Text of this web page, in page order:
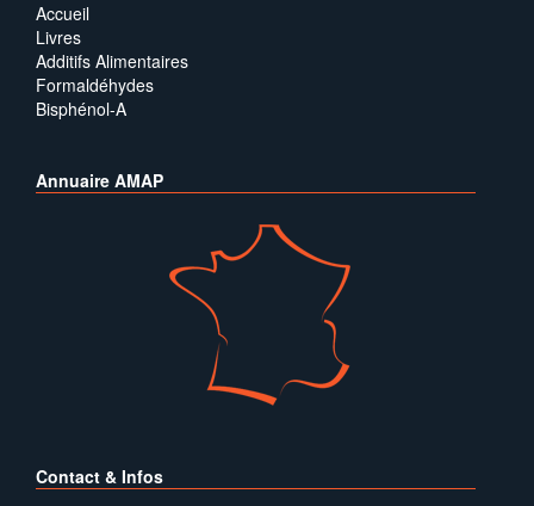
Accueil
Livres
Additifs Alimentaires
Formaldéhydes
Bisphénol-A
Annuaire AMAP
Contact & Infos